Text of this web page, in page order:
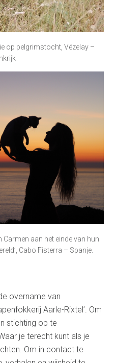
op pelgrimstocht, Vézelay –
Carmen aan het einde van hun
Cabo Fisterra – Spanje.
overname van
Aarle-Rixtel’. Om
stichting op te
Waar je terecht kunt als je
Om in contact te